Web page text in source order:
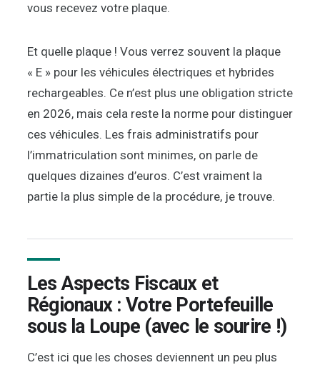
vous recevez votre plaque.
Et quelle plaque ! Vous verrez souvent la plaque
« E » pour les véhicules électriques et hybrides
rechargeables. Ce n’est plus une obligation stricte
en 2026, mais cela reste la norme pour distinguer
ces véhicules. Les frais administratifs pour
l’immatriculation sont minimes, on parle de
quelques dizaines d’euros. C’est vraiment la
partie la plus simple de la procédure, je trouve.
Les Aspects Fiscaux et
Régionaux : Votre Portefeuille
sous la Loupe (avec le sourire !)
C’est ici que les choses deviennent un peu plus